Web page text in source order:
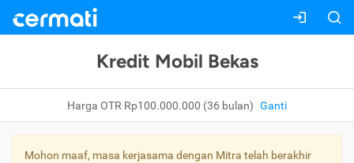
Kredit Mobil Bekas
Harga OTR Rp100.000.000 (36 bulan) Ganti
Mohon maaf, masa kerjasama dengan Mitra telah berakhir